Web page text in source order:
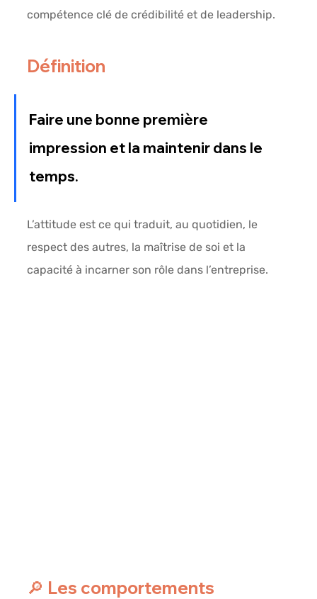
compétence clé de crédibilité et de leadership.
Définition
Faire une bonne première
impression et la maintenir dans le
temps.
L’attitude est ce qui traduit, au quotidien, le
respect des autres, la maîtrise de soi et la
capacité à incarner son rôle dans l’entreprise.
🔎 Les comportements